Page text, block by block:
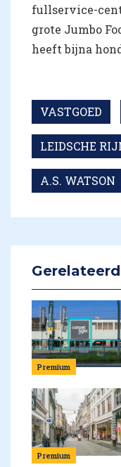
fullservice-
grote Jumbo
heeft bijna
VASTGOED
LEIDSCHE
A.S. WATSON
Premium
Premium